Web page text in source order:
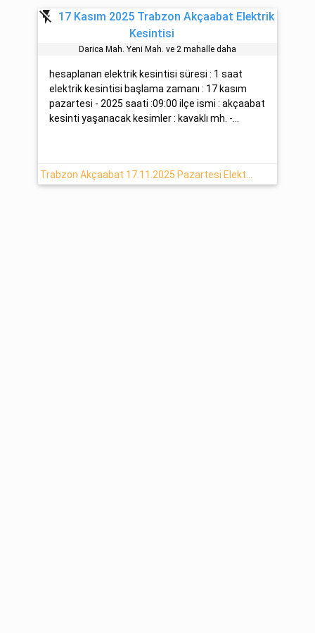
flash_off
17 Kasım 2025 Trabzon Akçaabat Elektrik
Kesintisi
Darica Mah. Yeni̇ Mah. ve 2 mahalle daha
hesaplanan elektrik kesintisi süresi : 1 saat
elektrik kesintisi başlama zamanı : 17 kasım
pazartesi - 2025 saati :09:00 ilçe ismi : akçaabat
kesinti yaşanacak kesimler : kavaklı mh. -...